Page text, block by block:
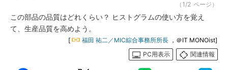
（1/2 ページ）
この部品の品質はどれくらい？ ヒストグラムの使い方を覚え
て、生産品質を高めよう。
[ 福田 祐二／MIC綜合事務所所長 ，＠IT MONOist]
PC用表示
関連情報